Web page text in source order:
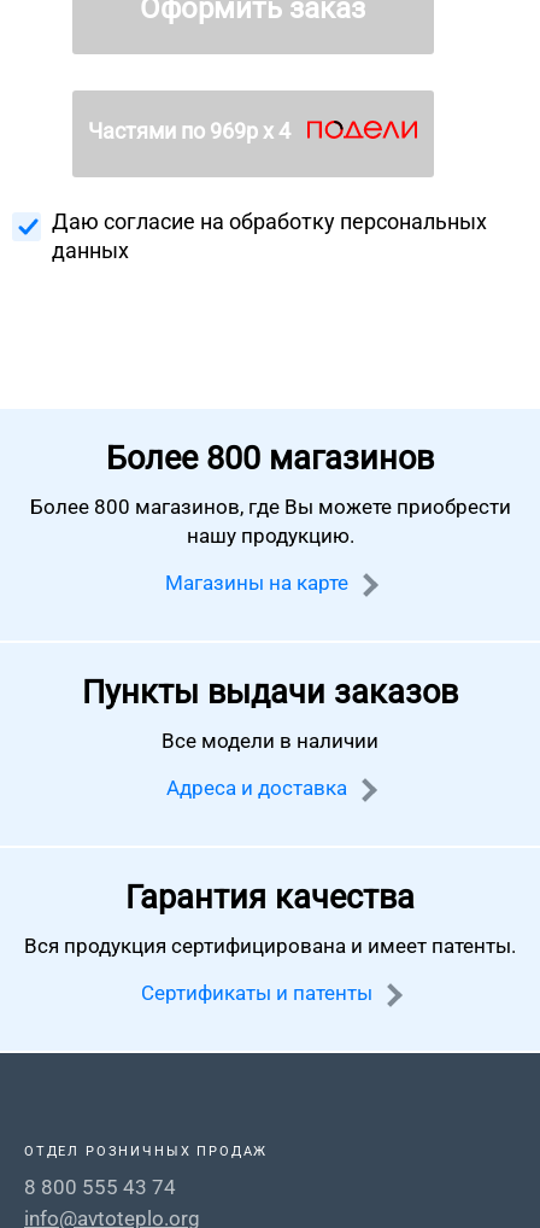
Оформить заказ
Частями по 969р х 4
Даю согласие на обработку персональных
данных
Более 800 магазинов
Более 800 магазинов, где Вы можете приобрести
нашу продукцию.
Магазины на карте
Пункты выдачи заказов
Все модели в наличии
Адреса и доставка
Гарантия качества
Вся продукция сертифицирована и имеет патенты.
Сертификаты и патенты
ОТДЕЛ РОЗНИЧНЫХ ПРОДАЖ
8 800 555 43 74
info@avtoteplo.org